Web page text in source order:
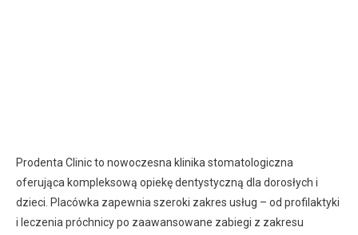
Prodenta Clinic to nowoczesna klinika stomatologiczna
oferująca kompleksową opiekę dentystyczną dla dorosłych i
dzieci. Placówka zapewnia szeroki zakres usług – od profilaktyki
i leczenia próchnicy po zaawansowane zabiegi z zakresu